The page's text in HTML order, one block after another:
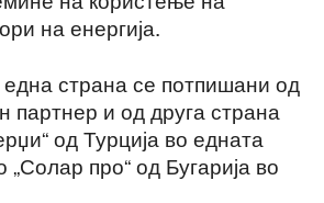
на енергија.
страна се потпишани од
партнер и од друга страна
од Турција во едната
„Солар про“ од Бугарија во